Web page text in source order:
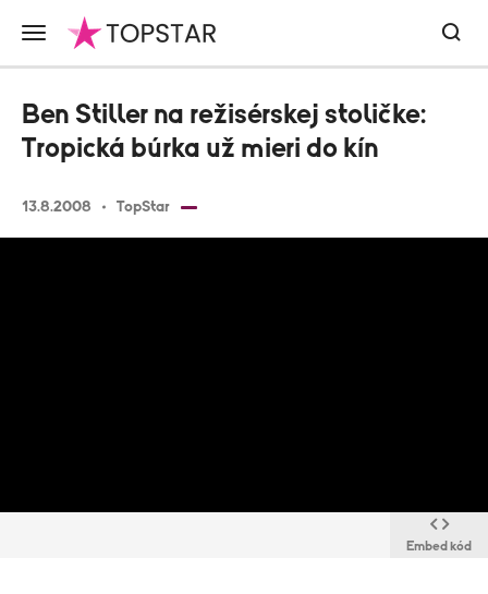
13.8.2008 TopStar
Ben Stiller na režisérskej stoličke:
Tropická búrka už mieri do kín
Embed kód